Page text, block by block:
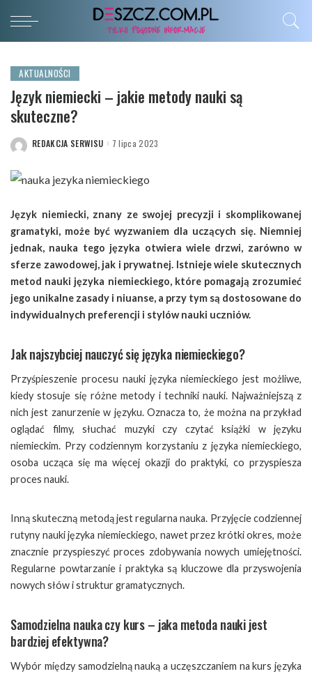
AKTUALNOŚCI
Język niemiecki – jakie metody nauki są
skuteczne?
POSTED
REDAKCJA SERWISU 7 lipca 2023
Język niemiecki, znany ze swojej precyzji i skomplikowanej
gramatyki, może być wyzwaniem dla uczących się. Niemniej
jednak, nauka tego języka otwiera wiele drzwi, zarówno w
sferze zawodowej, jak i prywatnej. Istnieje wiele skutecznych
metod nauki języka niemieckiego, które pomagają zrozumieć
jego unikalne zasady i niuanse, a przy tym są dostosowane do
indywidualnych preferencji i stylów nauki uczniów.
Jak najszybciej nauczyć się języka niemieckiego?
Przyśpieszenie procesu nauki języka niemieckiego jest możliwe,
kiedy stosuje się różne metody i techniki nauki. Najważniejszą z
nich jest zanurzenie w języku. Oznacza to, że można na przykład
oglądać filmy, słuchać muzyki czy czytać książki w języku
niemieckim. Przy codziennym korzystaniu z języka niemieckiego,
osoba ucząca się ma więcej okazji do praktyki, co przyspiesza
proces nauki.
Inną skuteczną metodą jest regularna nauka. Przyjęcie codziennej
rutyny nauki języka niemieckiego, nawet przez krótki okres, może
znacznie przyspieszyć proces zdobywania nowych umiejętności.
Regularne powtarzanie i praktyka są kluczowe dla przyswojenia
nowych słów i struktur gramatycznych.
Samodzielna nauka czy kurs – jaka metoda nauki jest
bardziej efektywna?
Wybór między samodzielną nauką a uczęszczaniem na kurs języka